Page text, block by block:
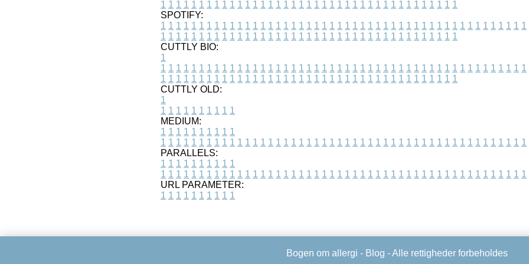
1 1 1 1 1 1 1 1 1 1 1 1 1 1 1 1 1 1 1 1 1 1 1 1 1 1 1 1 1 1 1 1 1 1 1 1 1 1 1
SPOTIFY:
1 1 1 1 1 1 1 1 1 1 1 1 1 1 1 1 1 1 1 1 1 1 1 1 1 1 1 1 1 1 1 1 1 1 1 1 1 1 1 1 1 1 1 1 1 1 1 1
1 1 1 1 1 1 1 1 1 1 1 1 1 1 1 1 1 1 1 1 1 1 1 1 1 1 1 1 1 1 1 1 1 1 1 1 1 1 1
CUTTLY BIO:
1
1 1 1 1 1 1 1 1 1 1 1 1 1 1 1 1 1 1 1 1 1 1 1 1 1 1 1 1 1 1 1 1 1 1 1 1 1 1 1 1 1 1 1 1 1 1 1 1
1 1 1 1 1 1 1 1 1 1 1 1 1 1 1 1 1 1 1 1 1 1 1 1 1 1 1 1 1 1 1 1 1 1 1 1 1 1 1
CUTTLY OLD:
1
1 1 1 1 1 1 1 1 1 1
MEDIUM:
1 1 1 1 1 1 1 1 1 1
1 1 1 1 1 1 1 1 1 1 1 1 1 1 1 1 1 1 1 1 1 1 1 1 1 1 1 1 1 1 1 1 1 1 1 1 1 1 1 1 1 1 1 1 1 1 1 1
PARALLELS:
1 1 1 1 1 1 1 1 1 1
1 1 1 1 1 1 1 1 1 1 1 1 1 1 1 1 1 1 1 1 1 1 1 1 1 1 1 1 1 1 1 1 1 1 1 1 1 1 1 1 1 1 1 1 1 1 1 1
URL PARAMETER:
1 1 1 1 1 1 1 1 1 1
Bogen om allergi - Blog - Alle rettigheder forbeholdes